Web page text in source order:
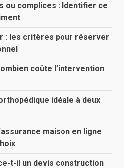
ou complices : Identifier ce
: les critères pour réserver
coûte l’intervention
idéale à deux
maison en ligne
t-il un devis construction